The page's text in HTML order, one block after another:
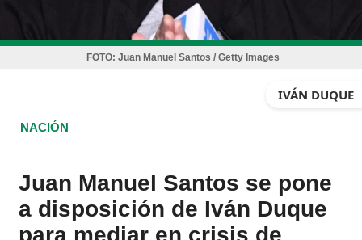
FOTO: Juan Manuel Santos / Getty Images
IVÁN DUQUE
NACIÓN
Juan Manuel Santos se pone
a disposición de Iván Duque
para mediar en crisis de